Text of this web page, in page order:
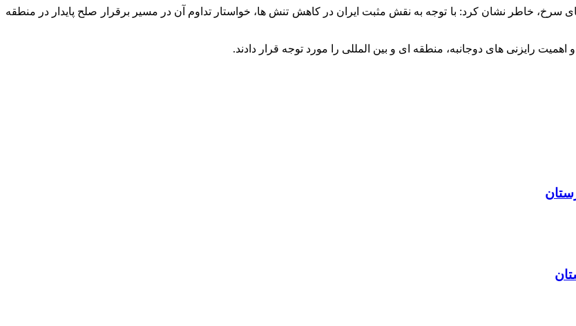
سرخ، خاطر نشان کرد: با توجه به نقش مثبت ایران در کاهش تنش ها، خواستار تداوم آن در مسیر برقرار صلح پایدار در منطقه
رایزنی های دوجانبه، منطقه ای و بین المللی را مورد توجه قرار دادند.